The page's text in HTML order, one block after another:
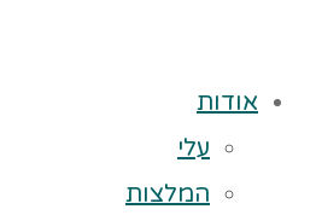
אודות
עלי
המלצות